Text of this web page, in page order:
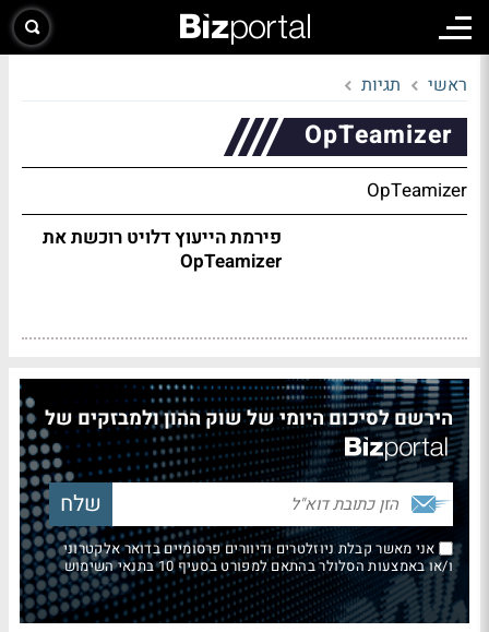
ראשי תגיות
OpTeamizer
OpTeamizer
פירמת הייעוץ דלויט רוכשת את
OpTeamizer
הירשם לסיכום היומי של שוק ההון ולמבזקים של
אני מאשר קבלת ניוזלטרים ודיוורים פרסומיים בדואר אלקטרוני
ו/או באמצעות הסלולר בהתאם למפורט בסעיף 10 בתנאי השימוש